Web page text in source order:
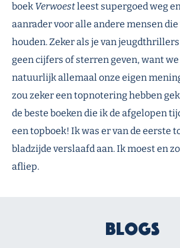
boek Verwoestleest supergoed weg
aanrader voor alle andere mensen
houden. Zeker als je van
geen cijfers of sterren geven, want
natuurlijk allemaal onze eigen
zou zeker een topnotering hebben
de beste boeken die ik de afgelopen
een topboek! Ik was er van de eerste
bladzijde verslaafd aan. Ik moest en
afliep.
Blogs